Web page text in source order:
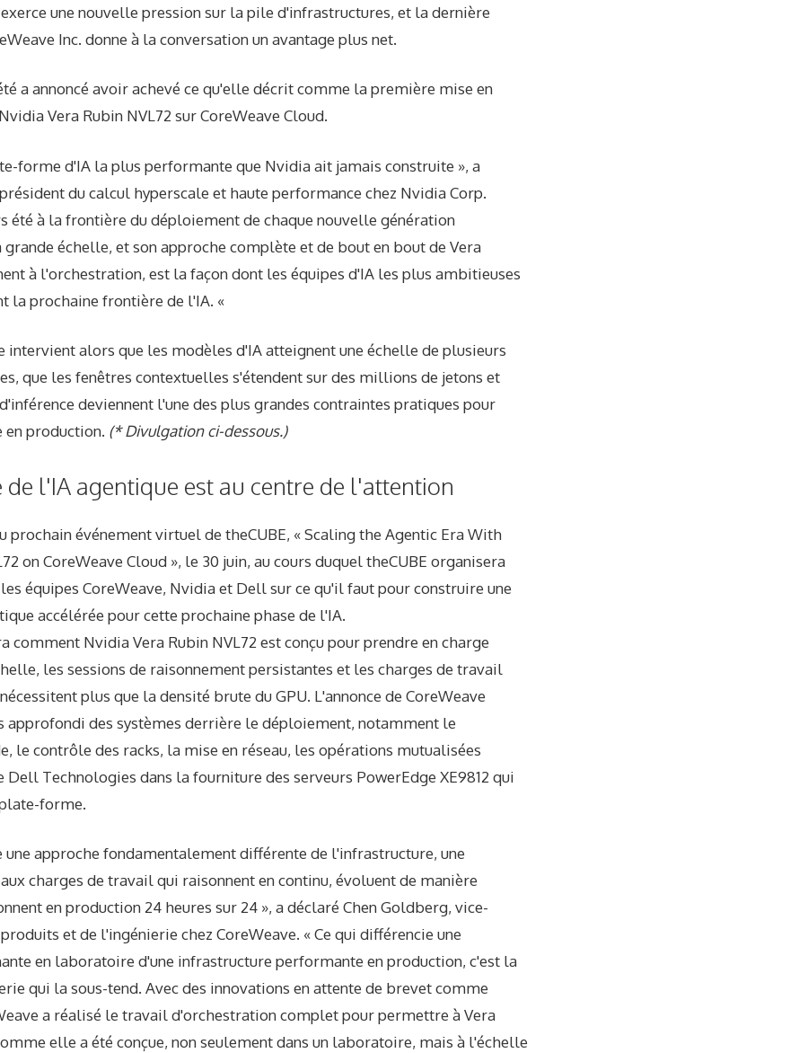
une nouvelle pression sur la pile d'infrastructures, et la dernière
Inc. donne à la conversation un avantage plus net.
a annoncé avoir achevé ce qu'elle décrit comme la première mise en
Vera Rubin NVL72 sur CoreWeave Cloud.
forme d'IA la plus performante que Nvidia ait jamais construite », a
du calcul hyperscale et haute performance chez Nvidia Corp.
été à la frontière du déploiement de chaque nouvelle génération
échelle, et son approche complète et de bout en bout de Vera
à l'orchestration, est la façon dont les équipes d'IA les plus ambitieuses
la prochaine frontière de l'IA. «
intervient alors que les modèles d'IA atteignent une échelle de plusieurs
que les fenêtres contextuelles s'étendent sur des millions de jetons et
deviennent l'une des plus grandes contraintes pratiques pour
en production. (* Divulgation ci-dessous.)
l'IA agentique est au centre de l'attention
prochain événement virtuel de theCUBE, « Scaling the Agentic Era With
on CoreWeave Cloud », le 30 juin, au cours duquel theCUBE organisera
équipes CoreWeave, Nvidia et Dell sur ce qu'il faut pour construire une
accélérée pour cette prochaine phase de l'IA.
comment Nvidia Vera Rubin NVL72 est conçu pour prendre en charge
les sessions de raisonnement persistantes et les charges de travail
plus que la densité brute du GPU. L'annonce de CoreWeave
des systèmes derrière le déploiement, notamment le
le contrôle des racks, la mise en réseau, les opérations mutualisées
Dell Technologies dans la fourniture des serveurs PowerEdge XE9812 qui
forme.
une approche fondamentalement différente de l'infrastructure, une
charges de travail qui raisonnent en continu, évoluent de manière
en production 24 heures sur 24 », a déclaré Chen Goldberg, vice-
et de l'ingénierie chez CoreWeave. « Ce qui différencie une
en laboratoire d'une infrastructure performante en production, c'est la
qui la sous-tend. Avec des innovations en attente de brevet comme
a réalisé le travail d'orchestration complet pour permettre à Vera
elle a été conçue, non seulement dans un laboratoire, mais à l'échelle